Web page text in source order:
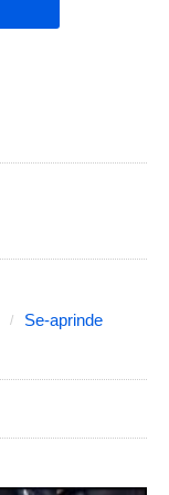
Se-aprinde